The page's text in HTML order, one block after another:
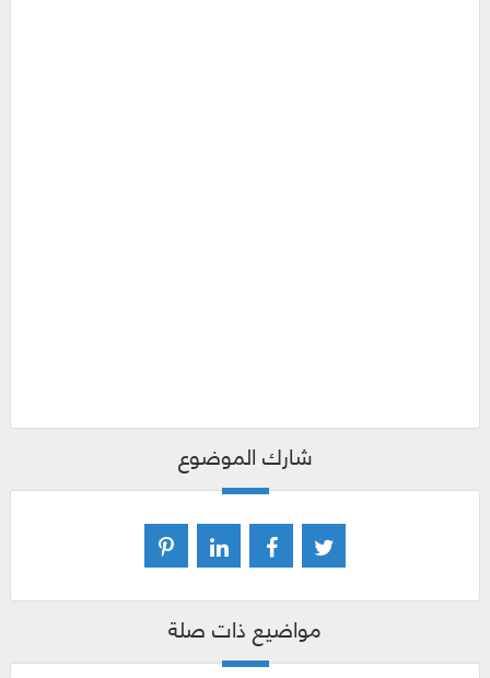
شارك الموضوع
مواضيع ذات صلة